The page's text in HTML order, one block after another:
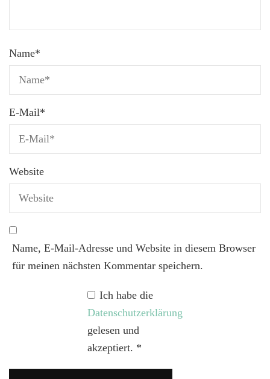
Name*
E-Mail*
Website
Name, E-Mail-Adresse und Website in diesem Browser
für meinen nächsten Kommentar speichern.
Ich habe die
Datenschutzerklärung
gelesen und
akzeptiert. *